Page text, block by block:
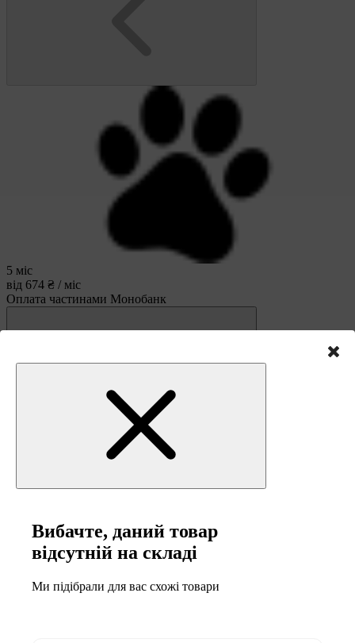
5 міс
від 674 ₴ / міс
Оплата частинами Монобанк
Вибачте, даний товар
відсутній на складі
Ми підібрали для вас схожі товари